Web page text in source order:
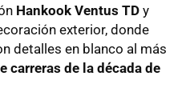
Hankook Ventus TD y
exterior, donde
detalles en blanco al más
carreras de la década de